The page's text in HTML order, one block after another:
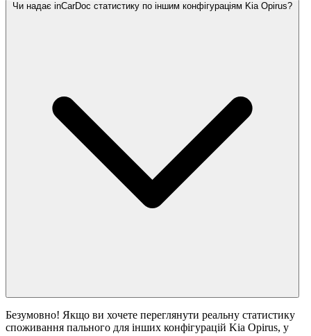
Чи надає inCarDoc статистику по іншим конфігураціям Kia Opirus?
Безумовно! Якщо ви хочете переглянути реальну статистику
споживання пального для інших конфігурацій Kia Opirus, у